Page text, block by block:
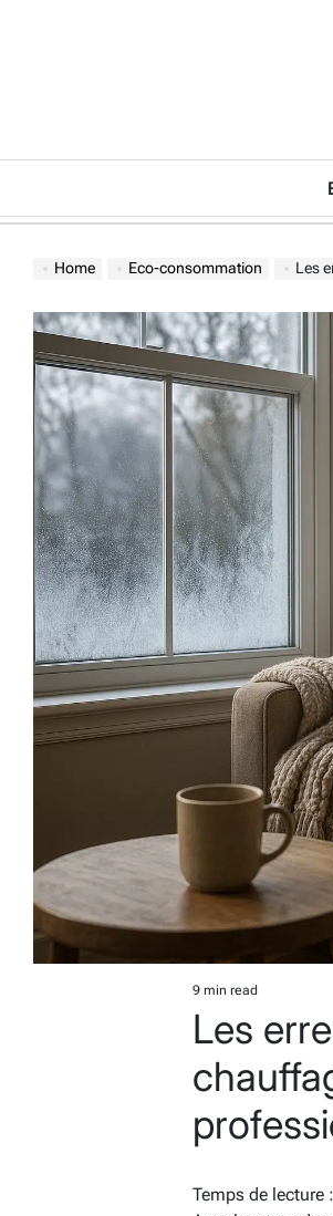
Home Eco-consommation Les
Estimated
read
time
9 min read
Les
Temps de lecture :